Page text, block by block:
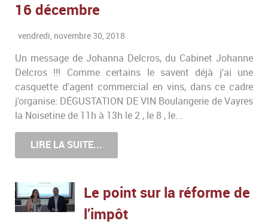
16 décembre
vendredi, novembre 30, 2018
Un message de Johanna Delcros, du Cabinet Johanne
Delcros !!! Comme certains le savent déjà j'ai une
casquette d'agent commercial en vins, dans ce cadre
j'organise: DÉGUSTATION DE VIN Boulangerie de Vayres
la Noisetine de 11h à 13h le 2 , le 8 , le...
LIRE LA SUITE...
Le point sur la réforme de
l’impôt